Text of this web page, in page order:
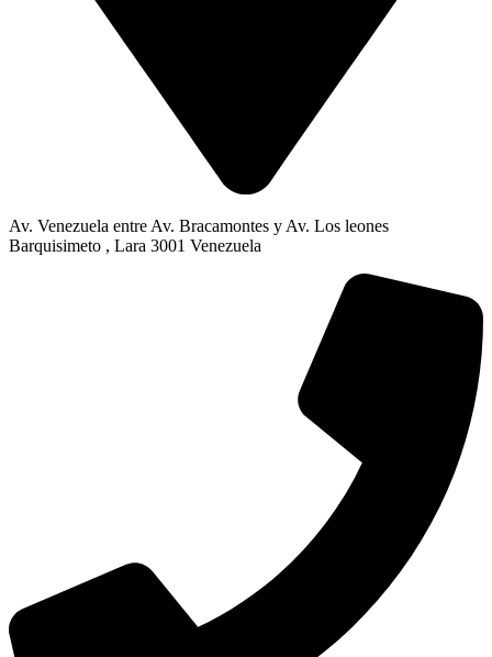
Av. Venezuela entre Av. Bracamontes y Av. Los leones
Barquisimeto , Lara 3001 Venezuela